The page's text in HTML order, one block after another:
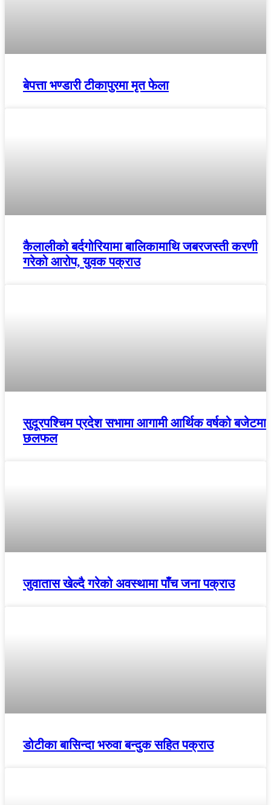
बेपत्ता भण्डारी टीकापुरमा मृत फेला
कैलालीको बर्दगोरियामा बालिकामाथि जबरजस्ती करणी
गरेको आरोप, युवक पक्राउ
सुदूरपश्चिम प्रदेश सभामा आगामी आर्थिक वर्षको
छलफल
जुवातास खेल्दै गरेको अवस्थामा पाँच जना पक्राउ
डोटीका बासिन्दा भरुवा बन्दुक सहित पक्राउ